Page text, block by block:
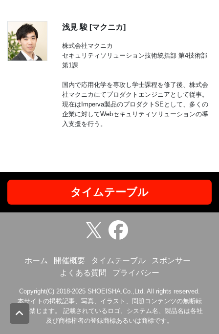
浅見 駿 [マクニカ]
株式会社マクニカ
セキュリティソリューション技術統括部 第4技術部
第1課
国内で応用化学を専攻し学士課程を修了後、株式会
社マクニカにてプロダクトエンジニアとして従事。
現在はImperva製品のプロダクトSEとして、多くの
企業に対してWebセキュリティソリューションの導
入支援を行う。
タイムテーブル
ホーム 開催概要 タイムテーブル
スポンサー
よくある質問
プライバシー
Copyright(C) 2018-2025 SHOEISHA.Co.,Ltd. All rights reserved.
本サイトの掲載記事、写真、イラスト、問題コンテンツの無断転
載を禁じます。 記載されているロゴ、システム名、製品名は各社
及び商標権者の登録商標あるいは商標です。